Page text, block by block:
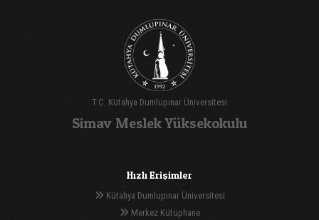
T.C. Kütahya Dumlupınar Üniversitesi
Simav Meslek Yüksekokulu
Hızlı Erişimler
Kütahya Dumlupınar Üniversitesi
Merkez Kütüphane